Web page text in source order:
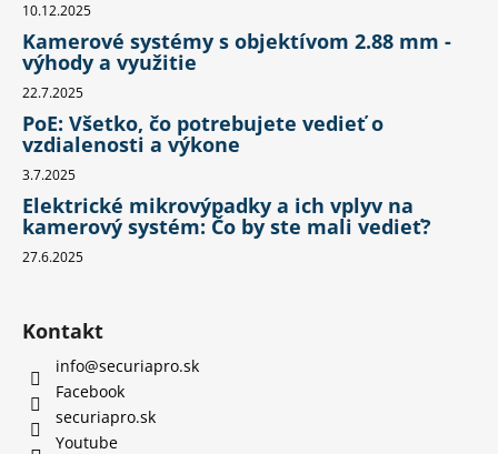
10.12.2025
Kamerové systémy s objektívom 2.88 mm -
výhody a využitie
22.7.2025
PoE: Všetko, čo potrebujete vedieť o
vzdialenosti a výkone
3.7.2025
Elektrické mikrovýpadky a ich vplyv na
kamerový systém: Čo by ste mali vedieť?
27.6.2025
Kontakt
info@securiapro.sk
Facebook
securiapro.sk
Youtube